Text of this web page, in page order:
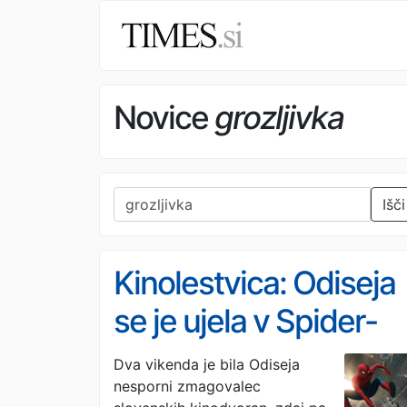
Novicegrozljivka
Išči
Kinolestvica: Odiseja
se je ujela v Spider-
Manovo mrežo
Dva vikenda je bila Odiseja
nesporni zmagovalec